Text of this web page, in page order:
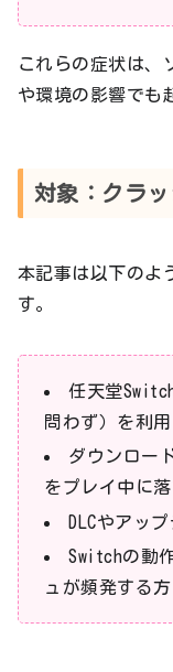
これらの症状は、
や環境の影響でも
対象：クラ
本記事は以下のよ
す。
任天堂
問わず）を利
ダウンロー
をプレイ中に
DLCやアッ
Switchの動
ュが頻発する方